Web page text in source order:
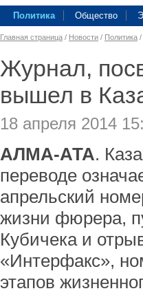
Политика Общество
Главная страница / Новости / Политика /
Журнал,
вышел в
18 апреля 2014
АЛМА-АТА.
переводе
апрельский
жизни фюрера,
Кубичека и
«Интерфакс»,
этапов